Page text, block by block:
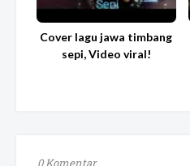
Cover lagu jawa timbang
sepi, Video viral!
0 Komentar